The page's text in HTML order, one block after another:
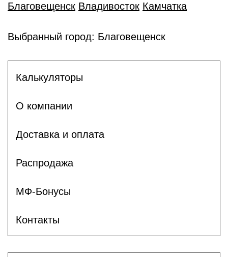
Благовещенск Владивосток Камчатка
Выбранный город: Благовещенск
Калькуляторы
О компании
Доставка и оплата
Распродажа
МФ-Бонусы
Контакты